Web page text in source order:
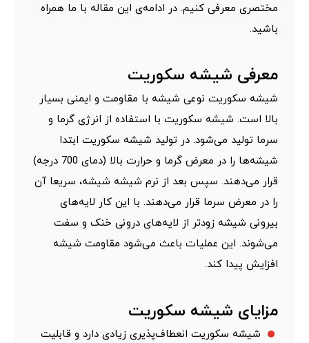
مختصری معرفی کنیم. در ادامه‌ی این مقاله با ما همراه
باشید.
معرفی شیشه سکوریت
شیشه سکوریت نوعی شیشه با مقاومت و ایمنی بسیار
بالا است. شیشه سکوریت با استفاده از انرژی گرما و
سرما تولید می‌شود. در تولید شیشه سکوریت ابتدا
شیشه‌ها را در معرض گرما و حرارت بالا (دمای 700 درجه)
قرار می‌دهند. سپس بعد از نرم شیشه شیشه، سریعا آن
را در معرض سرما قرار می‌دهند. با این کار لایه‌های
بیرونی شیشه زودتر از لایه‌های درونی خنک و سفت
می‌شوند. این عملیات باعث می‌شود مقاومت شیشه
افزایش پیدا کند.
مزایای شیشه سکوریت
شیشه سکوریت انعطاف‌پذیری زیادی دارد و قابلیت